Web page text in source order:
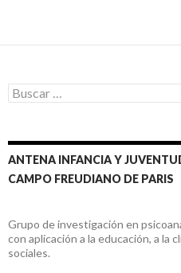
Buscar:
ANTENA INFANCIA Y
CAMPO FREUDIANO DE PARIS
Grupo de investigación en
con aplicación a la educación, a la
sociales.